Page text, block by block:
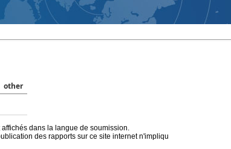
other
dans la langue de soumission.
des rapports sur ce site internet n'impliqu